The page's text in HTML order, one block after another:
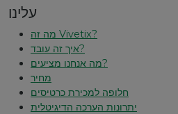
עלינו
מה זה Vivetix?
איך זה עובד?
מה אנחנו מציעים?
מחיר
חלופה למכירת כרטיסים
יתרונות הערכה הדיגיטלית